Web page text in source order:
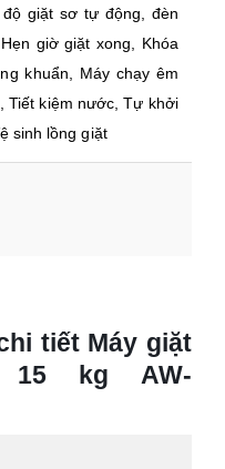
giặt sơ tự động, đèn
giờ giặt xong, Khóa
khuẩn, Máy chạy êm
Tiết kiệm nước, Tự khởi
sinh lồng giặt
tiết Máy giặt
15 kg AW-